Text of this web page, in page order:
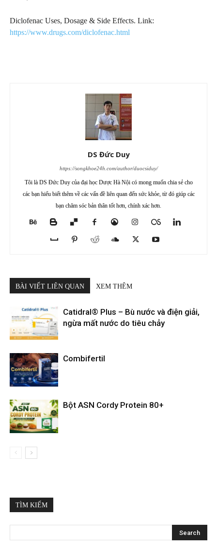
Diclofenac Uses, Dosage & Side Effects. Link:
https://www.drugs.com/diclofenac.html
DS Đức Duy
https://songkhoe24h.com/author/duocsiduy/
Tôi là DS Đức Duy của đại học Dược Hà Nội có mong muốn chia sẻ cho
các bạn hiểu biết thêm về các vấn đề liên quan đến sức khỏe, từ đó giúp các
bạn chăm sóc bản thân tốt hơn, chính xác hơn.
BÀI VIẾT LIÊN QUAN XEM THÊM
Catidral® Plus – Bù nước và điện giải,
ngừa mất nước do tiêu chảy
Combifertil
Bột ASN Cordy Protein 80+
TÌM KIẾM